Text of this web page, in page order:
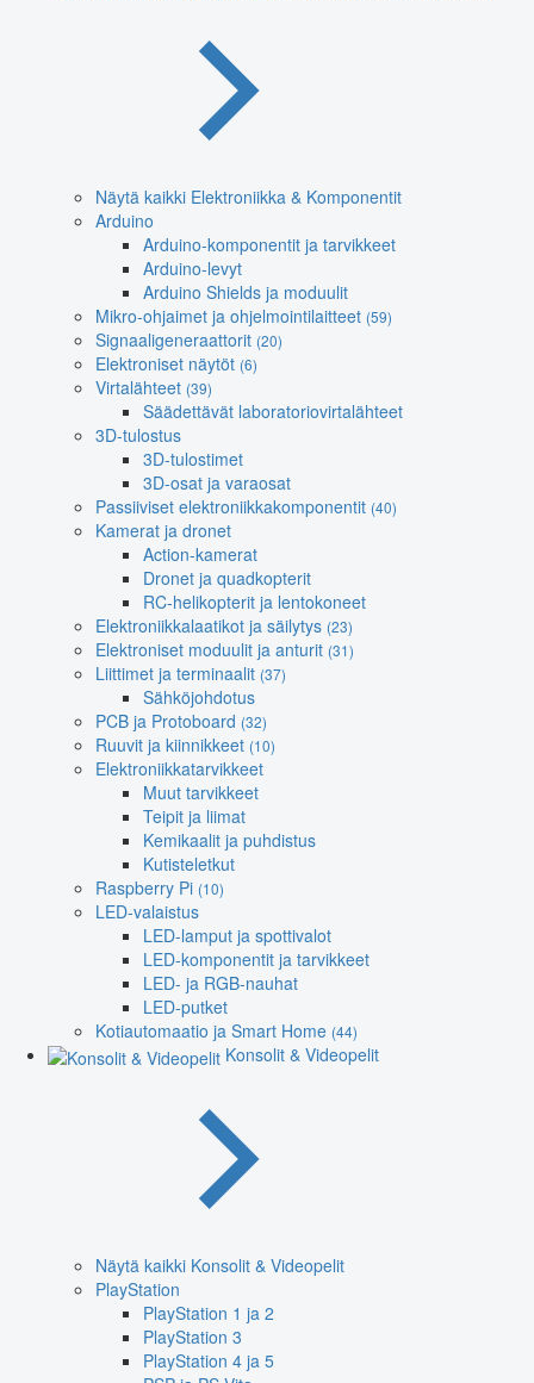
Näytä kaikki Elektroniikka & Komponentit
Arduino
Arduino-komponentit ja tarvikkeet
Arduino-levyt
Arduino Shields ja moduulit
Mikro-ohjaimet ja ohjelmointilaitteet (59)
Signaaligeneraattorit (20)
Elektroniset näytöt (6)
Virtalähteet (39)
Säädettävät laboratoriovirtalähteet
3D-tulostus
3D-tulostimet
3D-osat ja varaosat
Passiiviset elektroniikkakomponentit (40)
Kamerat ja dronet
Action-kamerat
Dronet ja quadkopterit
RC-helikopterit ja lentokoneet
Elektroniikkalaatikot ja säilytys (23)
Elektroniset moduulit ja anturit (31)
Liittimet ja terminaalit (37)
Sähköjohdotus
PCB ja Protoboard (32)
Ruuvit ja kiinnikkeet (10)
Elektroniikkatarvikkeet
Muut tarvikkeet
Teipit ja liimat
Kemikaalit ja puhdistus
Kutisteletkut
Raspberry Pi (10)
LED-valaistus
LED-lamput ja spottivalot
LED-komponentit ja tarvikkeet
LED- ja RGB-nauhat
LED-putket
Kotiautomaatio ja Smart Home (44)
Konsolit & Videopelit
Näytä kaikki Konsolit & Videopelit
PlayStation
PlayStation 1 ja 2
PlayStation 3
PlayStation 4 ja 5